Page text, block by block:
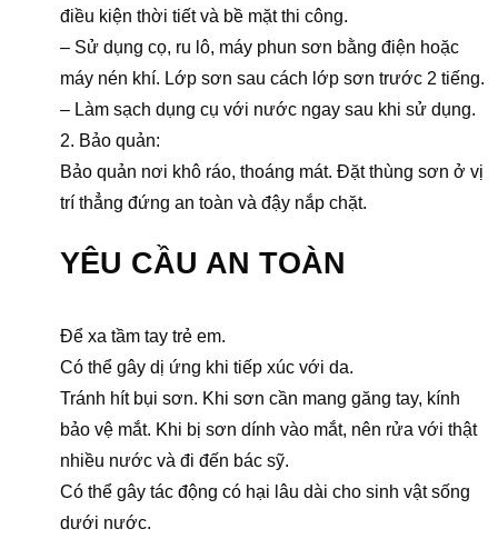
điều kiện thời tiết và bề mặt thi công.
– Sử dụng cọ, ru lô, máy phun sơn bằng điện hoặc
máy nén khí. Lớp sơn sau cách lớp sơn trước 2 tiếng.
– Làm sạch dụng cụ với nước ngay sau khi sử dụng.
2. Bảo quản:
Bảo quản nơi khô ráo, thoáng mát. Đặt thùng sơn ở vị
trí thẳng đứng an toàn và đậy nắp chặt.
YÊU CẦU AN TOÀN
Để xa tầm tay trẻ em.
Có thể gây dị ứng khi tiếp xúc với da.
Tránh hít bụi sơn. Khi sơn cần mang găng tay, kính
bảo vệ mắt. Khi bị sơn dính vào mắt, nên rửa với thật
nhiều nước và đi đến bác sỹ.
Có thể gây tác động có hại lâu dài cho sinh vật sống
dưới nước.